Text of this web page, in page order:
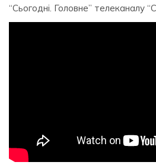
“Сьогодні. Головне” телеканалу